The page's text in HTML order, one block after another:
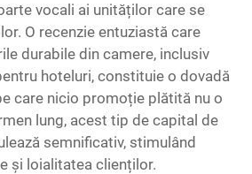
vocali ai unităților care se
O recenzie entuziastă care
durabile din camere, inclusiv
hoteluri, constituie o dovadă
care nicio promoție plătită nu o
lung, acest tip de capital de
semnificativ, stimulând
și loialitatea clienților.